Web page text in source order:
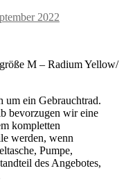
2022
M – Radium Yellow/
um ein Gebrauchtrad.
bevorzugen wir eine
kompletten
werden, wenn
Pumpe,
des Angebotes,